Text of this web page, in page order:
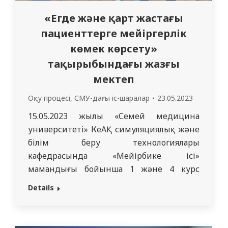
«Егде және қарт жастағы
пациенттерге мейіргерлік
көмек көрсету»
тақырыбындағы жазғы
мектеп
Оқу процесі, СМУ-дағы іс-шаралар 23.05.2023
15.05.2023 жылы «Семей медицина
университеті» КеАҚ симуляциялық және
білім беру технологиялары
кафедрасында «Мейірбике ісі»
мамандығы бойынша 1 және 4 курс
студенттеріне арналған жазғы мектептің
Details